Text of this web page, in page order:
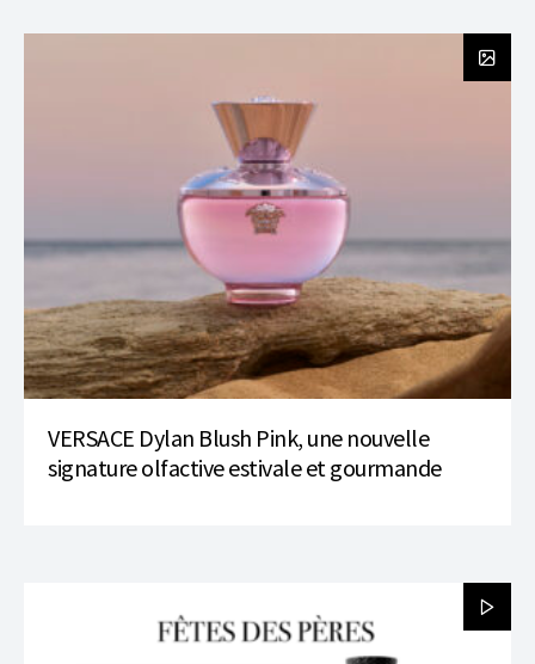
VERSACE Dylan Blush Pink, une nouvelle
signature olfactive estivale et gourmande